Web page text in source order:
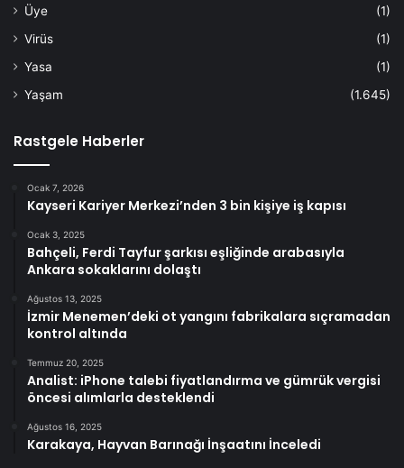
Üye
(1)
Virüs
(1)
Yasa
(1)
Yaşam
(1.645)
Rastgele Haberler
Ocak 7, 2026
Kayseri Kariyer Merkezi’nden 3 bin kişiye iş kapısı
Ocak 3, 2025
Bahçeli, Ferdi Tayfur şarkısı eşliğinde arabasıyla
Ankara sokaklarını dolaştı
Ağustos 13, 2025
İzmir Menemen’deki ot yangını fabrikalara sıçramadan
kontrol altında
Temmuz 20, 2025
Analist: iPhone talebi fiyatlandırma ve gümrük vergisi
öncesi alımlarla desteklendi
Ağustos 16, 2025
Karakaya, Hayvan Barınağı İnşaatını İnceledi